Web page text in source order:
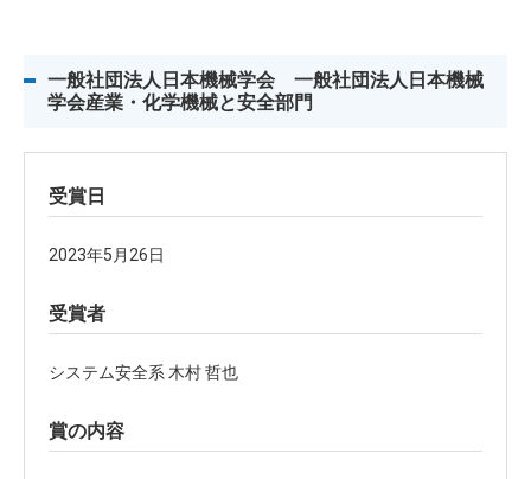
一般社団法人日本機械学会 一般社団法人日本機械
学会産業・化学機械と安全部門
受賞日
2023年5月26日
受賞者
システム安全系 木村 哲也
賞の内容